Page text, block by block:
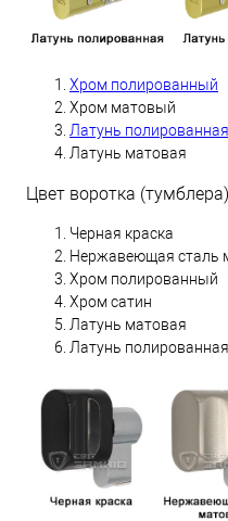
Хром полированный
Хром матовый
Латунь полированная
Латунь матовая
Цвет воротка
Черная краска
Нержавеющая сталь
Хром полированный
Хром сатин
Латунь матовая
Латунь полированная